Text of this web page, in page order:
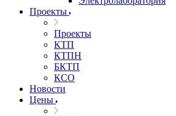
Проекты
Проекты
КТП
КТПН
БКТП
КСО
Новости
Цены